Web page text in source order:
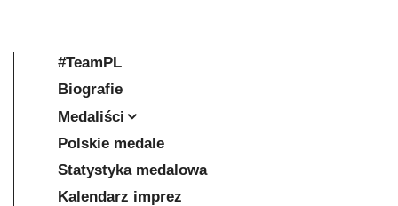
#TeamPL
Biografie
Medaliści
Polskie medale
Statystyka medalowa
Kalendarz imprez